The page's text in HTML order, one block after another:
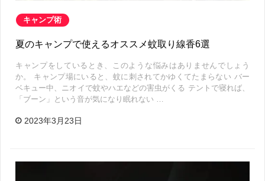
キャンプ術
夏のキャンプで使えるオススメ蚊取り線香6選
キャンプをしているとき、このような悩みはありませんでしょう
か。 キャンプ場にいると、蚊に刺されてかゆくてたまらない バー
ベキュー中、ニオイで蚊やハエなどの害虫がくる テントで寝れば、
「ブーン」という音が気になり眠れない …
2023年3月23日